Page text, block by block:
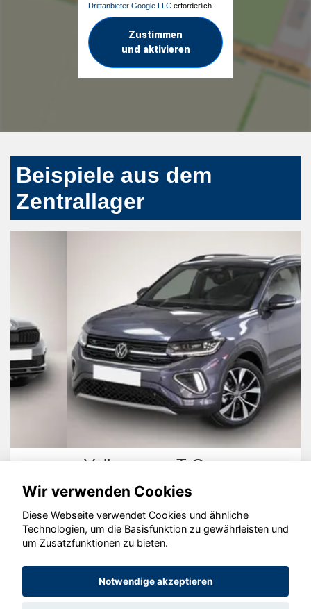
Drittanbieter Google LLC erforderlich.
Zustimmen
und aktivieren
Beispiele aus dem
Zentrallager
Volkswagen T-Cross
© konjunkturmotor.de GmbH 2020 - 2026
Wir verwenden Cookies
Diese Webseite verwendet Cookies und ähnliche
Technologien, um die Basisfunktion zu gewährleisten und
um Zusatzfunktionen zu bieten.
Notwendige akzeptieren